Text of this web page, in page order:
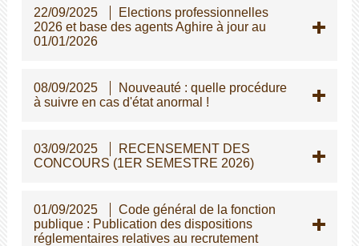
22/09/2025
Elections professionnelles
2026 et base des agents Aghire à jour au
01/01/2026
08/09/2025
Nouveauté : quelle procédure
à suivre en cas d'état anormal !
03/09/2025
RECENSEMENT DES
CONCOURS (1ER SEMESTRE 2026)
01/09/2025
Code général de la fonction
publique : Publication des dispositions
réglementaires relatives au recrutement